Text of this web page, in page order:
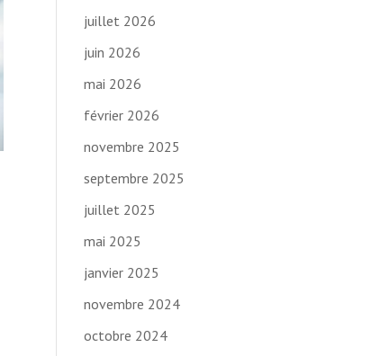
juillet 2026
juin 2026
mai 2026
février 2026
novembre 2025
septembre 2025
juillet 2025
mai 2025
janvier 2025
novembre 2024
octobre 2024